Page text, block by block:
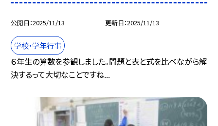
公開日 2025/11/13 更新日 2025/11/13
学校・学年行事
６年生の算数を参観しました。問題と表と式を比べながら解
決するって大切なことですね...